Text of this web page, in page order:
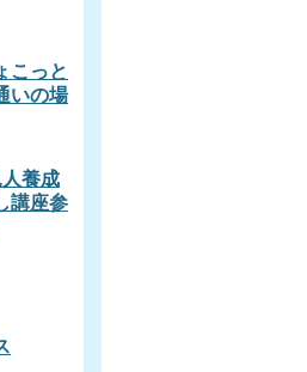
こっと
いの場
養成
講座参